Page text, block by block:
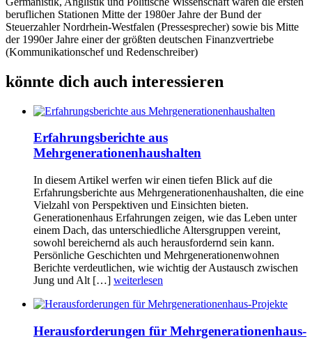
beruflichen Stationen Mitte der 1980er Jahre der Bund der
Steuerzahler Nordrhein-Westfalen (Pressesprecher) sowie bis Mitte
der 1990er Jahre einer der größten deutschen Finanzvertriebe
(Kommunikationschef und Redenschreiber)
könnte dich auch interessieren
Erfahrungsberichte aus
Mehrgenerationenhaushalten
In diesem Artikel werfen wir einen tiefen Blick auf die
Erfahrungsberichte aus Mehrgenerationenhaushalten, die eine
Vielzahl von Perspektiven und Einsichten bieten.
Generationenhaus Erfahrungen zeigen, wie das Leben unter
einem Dach, das unterschiedliche Altersgruppen vereint,
sowohl bereichernd als auch herausfordernd sein kann.
Persönliche Geschichten und Mehrgenerationenwohnen
Berichte verdeutlichen, wie wichtig der Austausch zwischen
Jung und Alt […] weiterlesen
Herausforderungen für Mehrgenerationenhaus-